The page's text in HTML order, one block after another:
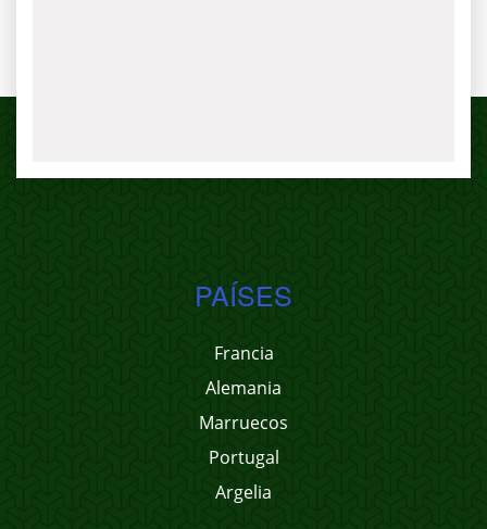
PAÍSES
Francia
Alemania
Marruecos
Portugal
Argelia